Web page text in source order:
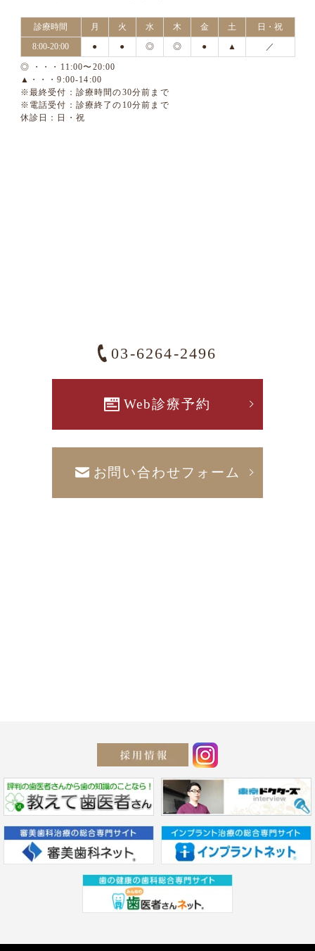
診療時間 月 火 水 木 金 土
日・祝
8:00-20:00
● ● ◎ ◎ ● ▲ ／
◎ ・・・11:00〜20:00
▲・・・9:00-14:00
※最終受付：診療時間の30分前まで
※電話受付：診療終了の10分前まで
休診日：日・祝
03-6264-2496
Web診療予約
お問い合わせフォーム